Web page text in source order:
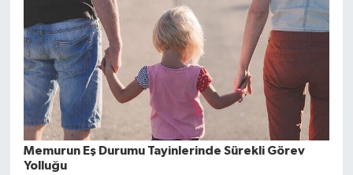
Memurun Eş Durumu Tayinlerinde Sürekli Görev
Yolluğu